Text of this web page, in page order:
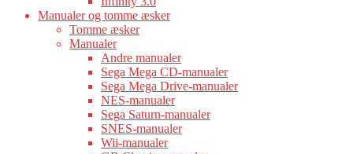
Manualer og tomme æsker
Tomme æsker
Manualer
Andre manualer
Sega Mega CD-manualer
Sega Mega Drive-manualer
NES-manualer
Sega Saturn-manualer
SNES-manualer
Wii-manualer